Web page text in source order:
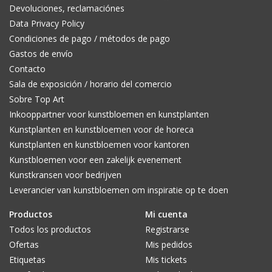
Devoluciones, reclamaciónes
Data Privacy Policy
Condiciones de pago / métodos de pago
Gastos de envío
Contacto
Sala de exposición / horario del comercio
Sobre Top Art
Inkooppartner voor kunstbloemen en kunstplanten
Kunstplanten en kunstbloemen voor de horeca
Kunstplanten en kunstbloemen voor kantoren
Kunstbloemen voor een zakelijk evenement
Kunstkransen voor bedrijven
Leverancier van kunstbloemen om inspiratie op te doen
Productos
Todos los productos
Ofertas
Etiquetas
Mi cuenta
Registrarse
Mis pedidos
Mis tickets